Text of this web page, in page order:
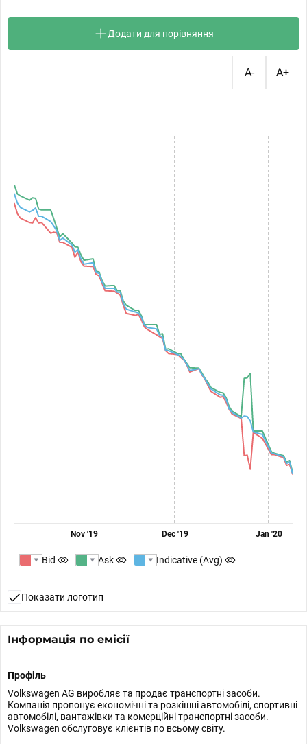
Додати для порівняння
A- A+
Nov '19 Dec '19 Jan '20
Bid Ask Indicative (Avg)
Показати логотип
Інформація по емісії
Профіль
Volkswagen AG виробляє та продає транспортні засоби.
Компанія пропонує економічні та розкішні автомобілі, спортивні
автомобілі, вантажівки та комерційні транспортні засоби.
Volkswagen обслуговує клієнтів по всьому світу.